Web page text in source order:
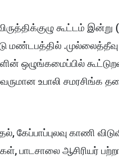
கூட்டம்
மண்டபத்தில்
ஒழுங்கமைப்பில்
உபாலி சமரசிங்க
காணி
பாடசாலை ஆசிரியர்